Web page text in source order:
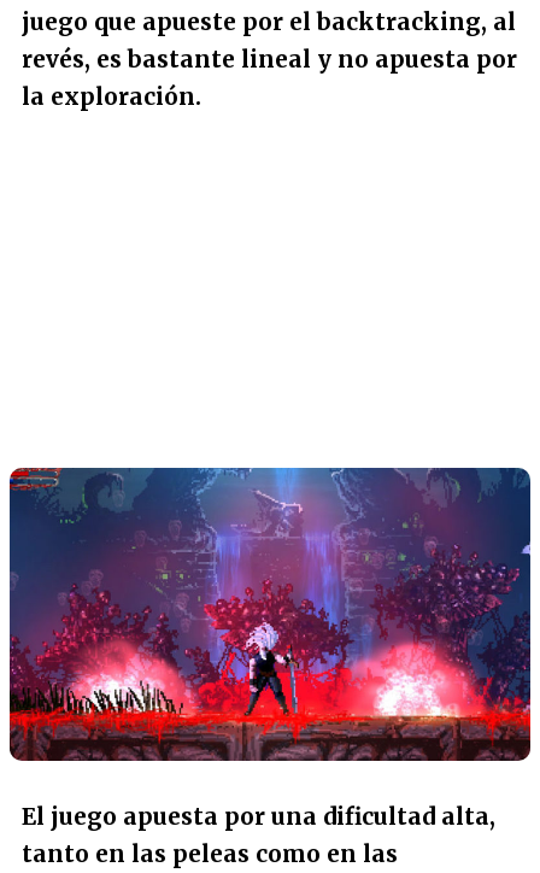
juego que apueste por el backtracking, al
revés, es bastante lineal y no apuesta por
la exploración.
El juego apuesta por una dificultad alta,
tanto en las peleas como en las